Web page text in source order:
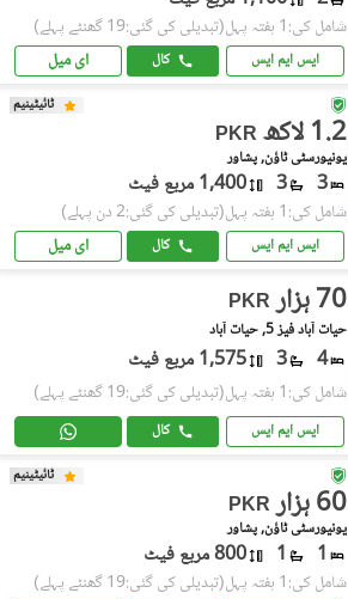
شامل کی:1 ہفتہ پہل (تبدیلی کی گئی:19 گھنٹے پہلے)
ایس ایم ایس کال ای میل
ٹائیٹینیم
PKR 1.2 لاکھ
یونیورسٹی ٹاؤن, پشاور
3
3 1,400 مربع فیٹ
شامل کی:1 ہفتہ پہل (تبدیلی کی گئی:2 دن پہلے)
ایس ایم ایس کال ای میل
PKR 70 ہزار
حیات آباد فیز 5, حیات آباد
4
3 1,575 مربع فیٹ
شامل کی:1 ہفتہ پہل (تبدیلی کی گئی:19 گھنٹے پہلے)
ایس ایم ایس کال
ٹائیٹینیم
PKR 60 ہزار
یونیورسٹی ٹاؤن, پشاور
1
1 800 مربع فیٹ
شامل کی:1 ہفتہ پہل (تبدیلی کی گئی:19 گھنٹے پہلے)